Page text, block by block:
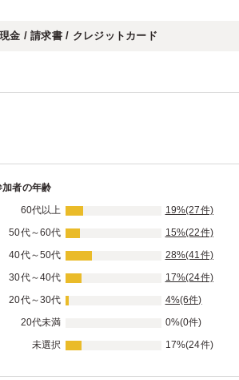
現金 / 請求書 / クレジットカード
加者の年齢
60代以上
19%(27件)
50代～60代
15%(22件)
40代～50代
28%(41件)
30代～40代
17%(24件)
20代～30代
4%(6件)
20代未満
0%(0件)
未選択
17%(24件)